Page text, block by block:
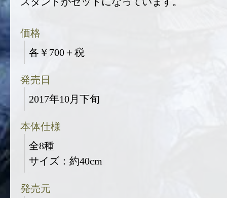
価格
各￥700＋税
発売日
2017年10月下旬
本体仕様
全8種
サイズ：約40cm
発売元